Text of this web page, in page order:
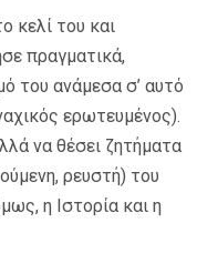
κελί του και
πραγματικά,
του ανάμεσα σ’ αυτό
ερωτευμένος).
να θέσει ζητήματα
ρευστή) του
η Ιστορία και η